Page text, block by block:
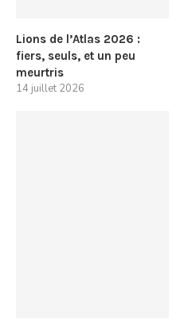
Lions de l’Atlas 2026 :
fiers, seuls, et un peu
meurtris
14 juillet 2026